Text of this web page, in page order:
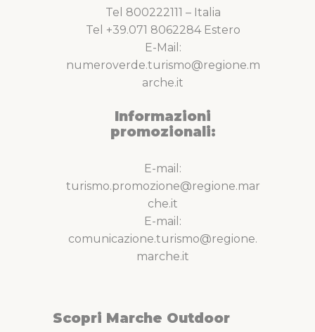
Tel 800222111 – Italia
Tel +39.071 8062284 Estero
E-Mail:
numeroverde.turismo@regione.m
arche.it
Informazioni
promozionali:
E-mail:
turismo.promozione@regione.mar
che.it
E-mail:
comunicazione.turismo@regione.
marche.it
Scopri Marche Outdoor